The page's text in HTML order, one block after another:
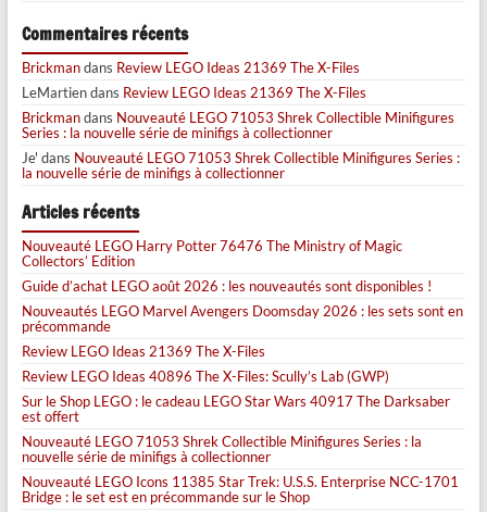
Commentaires récents
Brickmandans Review LEGO Ideas 21369 The X-Files
LeMartiendans Review LEGO Ideas 21369 The X-Files
Brickmandans Nouveauté LEGO 71053 Shrek Collectible Minifigures
Series : la nouvelle série de minifigs à collectionner
Je' dans Nouveauté LEGO 71053 Shrek Collectible Minifigures Series :
la nouvelle série de minifigs à collectionner
Articles récents
Nouveauté LEGO Harry Potter 76476 The Ministry of Magic
Collectors’ Edition
Guide d’achat LEGO août 2026 : les nouveautés sont disponibles !
Nouveautés LEGO Marvel Avengers Doomsday 2026 : les sets sont en
précommande
Review LEGO Ideas 21369 The X-Files
Review LEGO Ideas 40896 The X-Files: Scully’s Lab (GWP)
Sur le Shop LEGO : le cadeau LEGO Star Wars 40917 The Darksaber
est offert
Nouveauté LEGO 71053 Shrek Collectible Minifigures Series : la
nouvelle série de minifigs à collectionner
Nouveauté LEGO Icons 11385 Star Trek: U.S.S. Enterprise NCC-1701
Bridge : le set est en précommande sur le Shop